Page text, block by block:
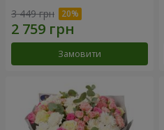
3 449 грн
Замовити